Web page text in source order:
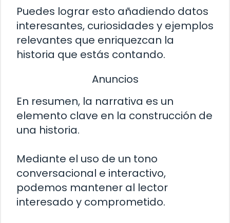
Puedes lograr esto añadiendo datos
interesantes, curiosidades y ejemplos
relevantes que enriquezcan la
historia que estás contando.
Anuncios
En resumen, la narrativa es un
elemento clave en la construcción de
una historia.
Mediante el uso de un tono
conversacional e interactivo,
podemos mantener al lector
interesado y comprometido.